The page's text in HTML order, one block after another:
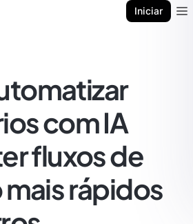
Iniciar
com IA
fluxos de
rápidos